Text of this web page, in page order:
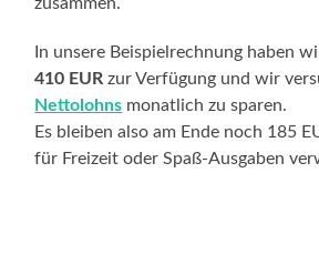
In unsere Beispielrechnung haben
410 EUR zur Verfügung und wir
Nettolohns monatlich zu sparen.
Es bleiben also am Ende noch 185
für Freizeit oder Spaß-Ausgaben